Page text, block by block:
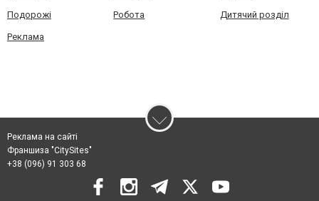
Подорожі Робота Дитячий розділ
Реклама
Реклама на сайті
Франшиза "CitySites"
+38 (096) 91 303 68